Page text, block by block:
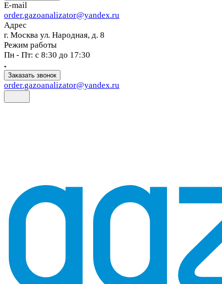
E-mail
order.gazoanalizator@yandex.ru
Адрес
г. Москва ул. Народная, д. 8
Режим работы
Пн - Пт: с 8:30 до 17:30
Заказать звонок
order.gazoanalizator@yandex.ru